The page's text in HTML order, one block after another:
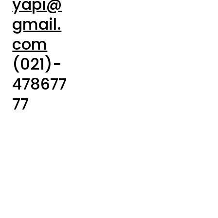
gmail.
com
(021)-
478677
77